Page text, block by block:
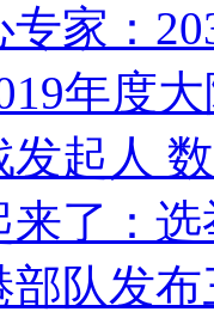
家：
年度
起人
了：
队发